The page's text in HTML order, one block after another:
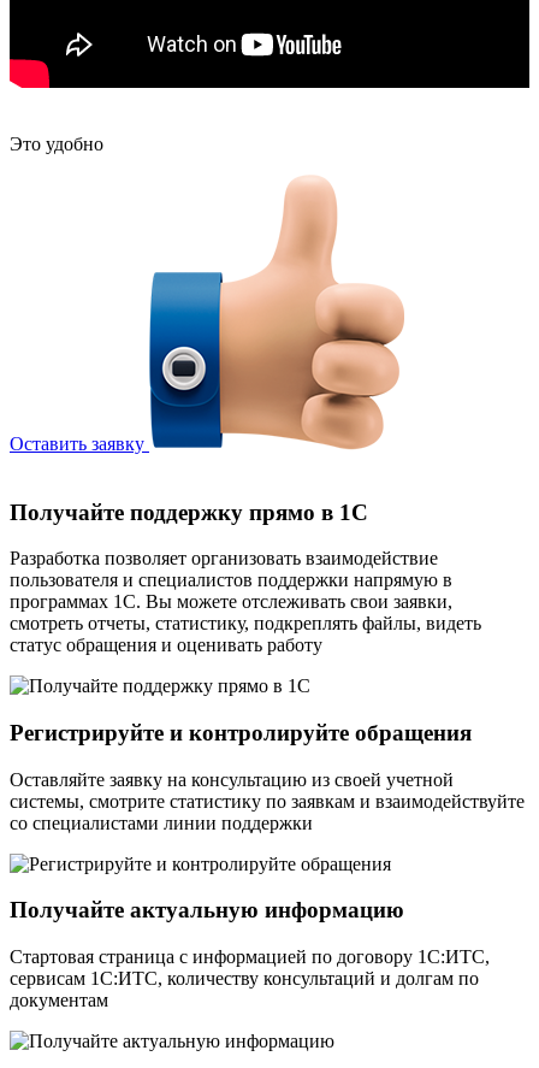
Это удобно
Оставить заявку
Получайте поддержку прямо в 1С
Разработка позволяет организовать взаимодействие
пользователя и специалистов поддержки напрямую в
программах 1С. Вы можете отслеживать свои заявки,
смотреть отчеты, статистику, подкреплять файлы, видеть
статус обращения и оценивать работу
Регистрируйте и контролируйте обращения
Оставляйте заявку на консультацию из своей учетной
системы, смотрите статистику по заявкам и взаимодействуйте
со специалистами линии поддержки
Получайте актуальную информацию
Стартовая страница с информацией по договору 1С:ИТС,
сервисам 1С:ИТС, количеству консультаций и долгам по
документам